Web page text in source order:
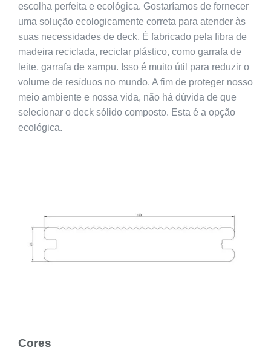
escolha perfeita e ecológica. Gostaríamos de fornecer
uma solução ecologicamente correta para atender às
suas necessidades de deck. É fabricado pela fibra de
madeira reciclada, reciclar plástico, como garrafa de
leite, garrafa de xampu. Isso é muito útil para reduzir o
volume de resíduos no mundo. A fim de proteger nosso
meio ambiente e nossa vida, não há dúvida de que
selecionar o deck sólido composto. Esta é a opção
ecológica.
Cores